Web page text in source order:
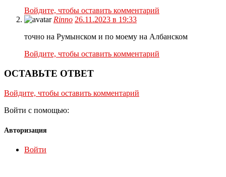
Войдите, чтобы оставить комментарий
Rinno 26.11.2023 в 19:33
точно на Румынском и по моему на Албанском
Войдите, чтобы оставить комментарий
ОСТАВЬТЕ ОТВЕТ
Войдите, чтобы оставить комментарий
Войти с помощью:
Авторизация
Войти